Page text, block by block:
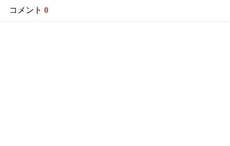
コメント 0